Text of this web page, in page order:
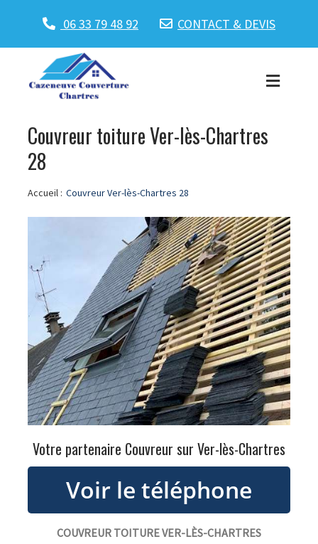
06 33 79 48 92 CONTACT & DEVIS
Couvreur toiture Ver-lès-Chartres
28
Accueil : Couvreur Ver-lès-Chartres 28
Votre partenaire Couvreur sur Ver-lès-Chartres
COUVREUR TOITURE VER-LÈS-CHARTRES